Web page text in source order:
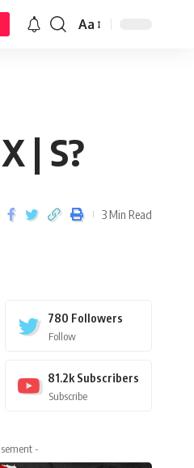
Aa
| S?
3 Min Read
780 Followers
Follow
81.2k Subscribers
Subscribe
-